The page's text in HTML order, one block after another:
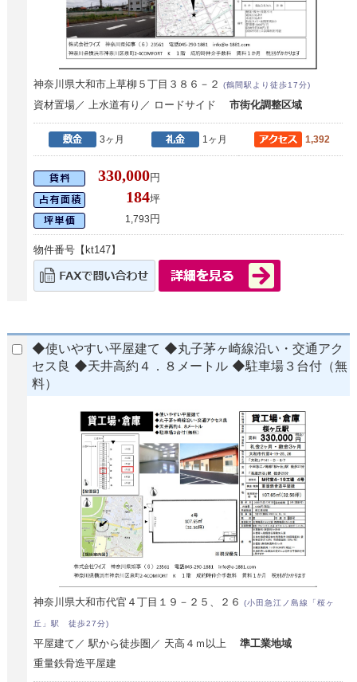
神奈川県大和市上草柳５丁目３８６－２(鶴間駅より徒歩17分)
資材置場／ 上水道有り／ ロードサイド市街化調整区域
3ヶ月 1ヶ月 1,392
330,000円
184坪
1,793 円
物件番号【kt147】
◆使いやすい平屋建て ◆丸子茅ヶ崎線沿い・交通アク
セス良 ◆天井高約４．８メートル ◆駐車場３台付（無
料）
神奈川県大和市代官４丁目１９－２５、２６(小田急江ノ島線「桜ヶ
丘」駅 徒歩27分)
平屋建て／ 駅から徒歩圏／ 天高４ｍ以上準工業地域
重量鉄骨造平屋建